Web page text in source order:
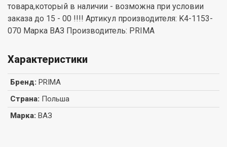
товара,который в наличии - возможна при условии
заказа до 15 - 00 !!!! Артикул производителя: K4-1153-
070 Марка ВАЗ Производитель: PRIMA
Характеристики
Бренд: PRIMA
Страна: Польша
Марка: ВАЗ